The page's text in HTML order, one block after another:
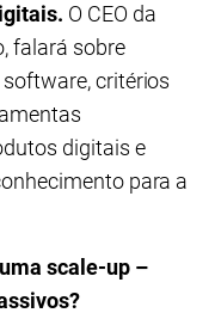
O CEO da
falará sobre
critérios
digitais e
para a
scale-up –